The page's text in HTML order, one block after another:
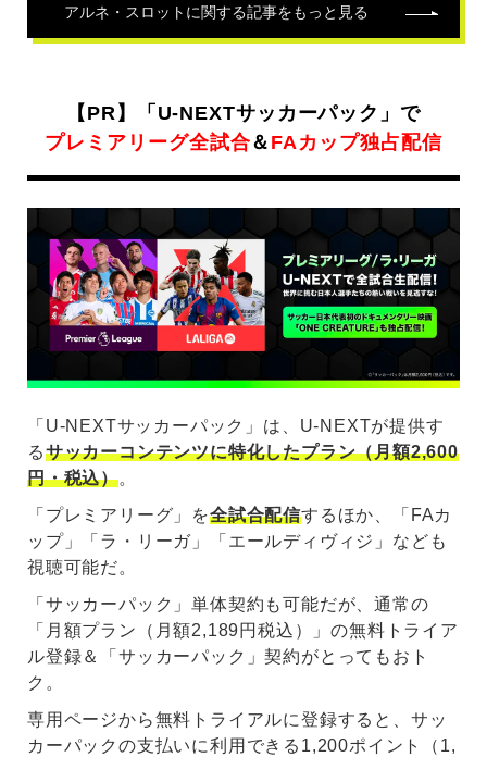
アルネ・スロット に関する記事をもっと見る
【PR】「U-NEXTサッカーパック」で
プレミアリーグ全試合＆ FAカップ独占配信
「U-NEXTサッカーパック」は、U-NEXTが提供す
るサッカーコンテンツに特化したプラン（月額2,600
円・税込）。
「プレミアリーグ」を全試合配信するほか、「FAカ
ップ」「ラ・リーガ」「エールディヴィジ」なども
視聴可能だ。
「サッカーパック」単体契約も可能だが、通常の
「月額プラン（月額2,189円税込）」の無料トライア
ル登録＆「サッカーパック」契約がとってもおト
ク。
専用ページから無料トライアルに登録すると、サッ
カーパックの支払いに利用できる1,200ポイント（1,